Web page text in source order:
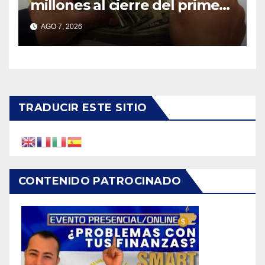
millones al cierre del primer
semestre de 2026
AGO 7, 2026
TRADUCIR ESTE SITIO
CONTENIDO PATROCINADO